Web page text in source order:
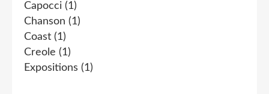
Capocci (1)
Chanson (1)
Coast (1)
Creole (1)
Expositions (1)